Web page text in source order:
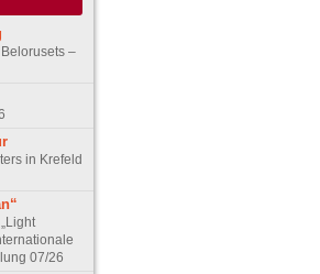
–
in Krefeld
07/26